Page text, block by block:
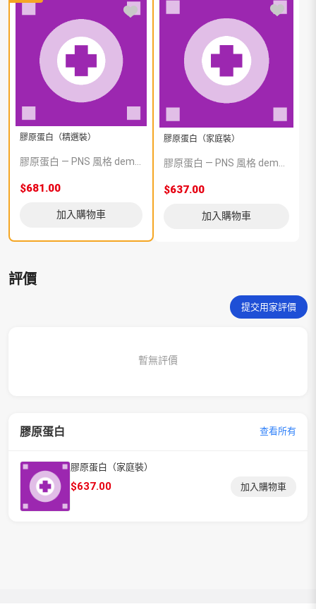
膠原蛋白（精選裝）
膠原蛋白 — PNS 風格 demo 占位商品，方便首頁與分類頁版位演示，上線前由業務替換為真實 SKU。
$681.00
加入購物車
膠原蛋白（家庭裝）
膠原蛋白 — PNS 風格 demo 占位商品，方便首頁與分類頁版位演示，上線前由業務替換為真實 SKU。
$637.00
加入購物車
評價
提交用家評價
暫無評價
膠原蛋白 查看所有
膠原蛋白（家庭裝）
$637.00 加入購物車